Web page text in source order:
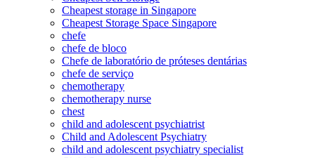
Cheapest storage in Singapore
Cheapest Storage Space Singapore
chefe
chefe de bloco
Chefe de laboratório de próteses dentárias
chefe de serviço
chemotherapy
chemotherapy nurse
chest
child and adolescent psychiatrist
Child and Adolescent Psychiatry
child and adolescent psychiatry specialist